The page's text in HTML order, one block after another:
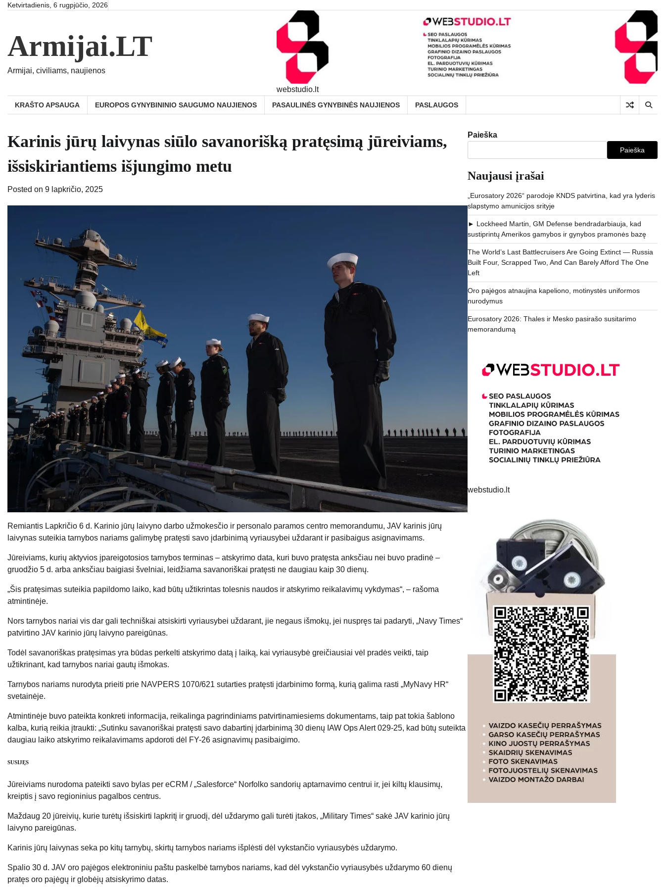
SkipKetvirtadienis, 6 rugpjūčio, 2026
Armijai.LT
Armijai, civiliams, naujienos
webstudio.lt
KRAŠTO APSAUGA EUROPOS GYNYBININIO SAUGUMO NAUJIENOS PASAULINĖS GYNYBINĖS NAUJIENOS PASLAUGOS
Karinis jūrų laivynas siūlo savanorišką pratęsimą jūreiviams,
išsiskiriantiems išjungimo metu
Posted on 9 lapkričio, 2025
Remiantis Lapkričio 6 d. Karinio jūrų laivyno darbo užmokesčio ir personalo paramos centro memorandumu, JAV karinis jūrų
laivynas suteikia tarnybos nariams galimybę pratęsti savo įdarbinimą vyriausybei uždarant ir pasibaigus asignavimams.
Jūreiviams, kurių aktyvios įpareigotosios tarnybos terminas – atskyrimo data, kuri buvo pratęsta anksčiau nei buvo pradinė –
gruodžio 5 d. arba anksčiau baigiasi švelniai, leidžiama savanoriškai pratęsti ne daugiau kaip 30 dienų.
„Šis pratęsimas suteikia papildomo laiko, kad būtų užtikrintas tolesnis naudos ir atskyrimo reikalavimų vykdymas“, – rašoma
atmintinėje.
Nors tarnybos nariai vis dar gali techniškai atsiskirti vyriausybei uždarant, jie negaus išmokų, jei nuspręs tai padaryti, „Navy Times“
patvirtino JAV karinio jūrų laivyno pareigūnas.
Todėl savanoriškas pratęsimas yra būdas perkelti atskyrimo datą į laiką, kai vyriausybė greičiausiai vėl pradės veikti, taip
užtikrinant, kad tarnybos nariai gautų išmokas.
Tarnybos nariams nurodyta prieiti prie NAVPERS 1070/621 sutarties pratęsti įdarbinimo formą, kurią galima rasti „MyNavy HR“
svetainėje.
Atmintinėje buvo pateikta konkreti informacija, reikalinga pagrindiniams patvirtinamiesiems dokumentams, taip pat tokia šablono
kalba, kurią reikia įtraukti: „Sutinku savanoriškai pratęsti savo dabartinį įdarbinimą 30 dienų IAW Ops Alert 029-25, kad būtų suteikta
daugiau laiko atskyrimo reikalavimams apdoroti dėl FY-26 asignavimų pasibaigimo.
SUSIJĘS
Jūreiviams nurodoma pateikti savo bylas per eCRM / „Salesforce“ Norfolko sandorių aptarnavimo centrui ir, jei kiltų klausimų,
kreiptis į savo regioninius pagalbos centrus.
Maždaug 20 jūreivių, kurie turėtų išsiskirti lapkritį ir gruodį, dėl uždarymo gali turėti įtakos, „Military Times“ sakė JAV karinio jūrų
laivyno pareigūnas.
Karinis jūrų laivynas seka po kitų tarnybų, skirtų tarnybos nariams išplėsti dėl vykstančio vyriausybės uždarymo.
Spalio 30 d. JAV oro pajėgos elektroniniu paštu paskelbė tarnybos nariams, kad dėl vykstančio vyriausybės uždarymo 60 dienų
pratęs oro pajėgų ir globėjų atsiskyrimo datas.
Paieška
Paieška
Naujausi įrašai
„Eurosatory 2026“ parodoje KNDS patvirtina, kad yra lyderis
slapstymo amunicijos srityje
► Lockheed Martin, GM Defense bendradarbiauja, kad
sustiprintų Amerikos gamybos ir gynybos pramonės bazę
The World’s Last Battlecruisers Are Going Extinct — Russia
Built Four, Scrapped Two, And Can Barely Afford The One
Left
Oro pajėgos atnaujina kapeliono, motinystės uniformos
nurodymus
Eurosatory 2026: Thales ir Mesko pasirašo susitarimo
memorandumą
webstudio.lt